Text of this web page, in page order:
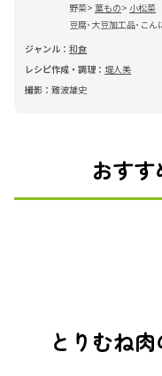
野菜 葉もの
小松菜
豆腐･大豆加工品･こん
ジャンル： 和食
レシピ作成・調理： 堤人美
撮影： 難波雄史
おす
とりむね